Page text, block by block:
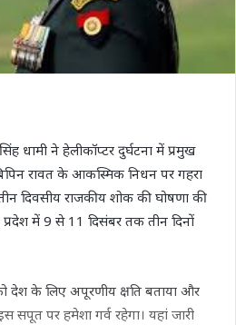
धामी ने हेलीकॉप्टर दुर्घटना में प्रमुख
रावत के आकस्मिक निधन पर गहरा
दिवसीय राजकीय शोक की घोषणा की
में 9 से 11 दिसंबर तक तीन दिनों
देश के लिए अपूरणीय क्षति बताया और
सपूत पर हमेशा गर्व रहेगा। यहां जारी